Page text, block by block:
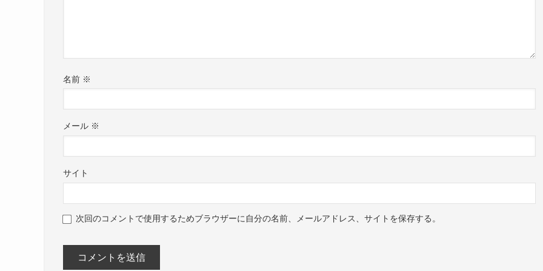
名前 ※
メール ※
サイト
次回のコメントで使用するためブラウザーに自分の名前、メールアドレス、サイトを保存する。